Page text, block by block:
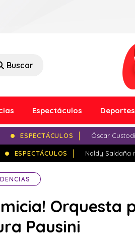
Buscar
Espectáculos Deportes
ESPECTÁCULOS Óscar
ESPECTÁCULOS Naldy Saldaña
Orquesta
Pausini